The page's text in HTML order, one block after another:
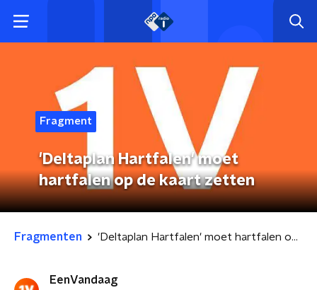
Fragment
'Deltaplan Hartfalen' moet
hartfalen op de kaart zetten
Fragmenten 'Deltaplan Hartfalen' moet hartfalen op de kaart zetten
EenVandaag